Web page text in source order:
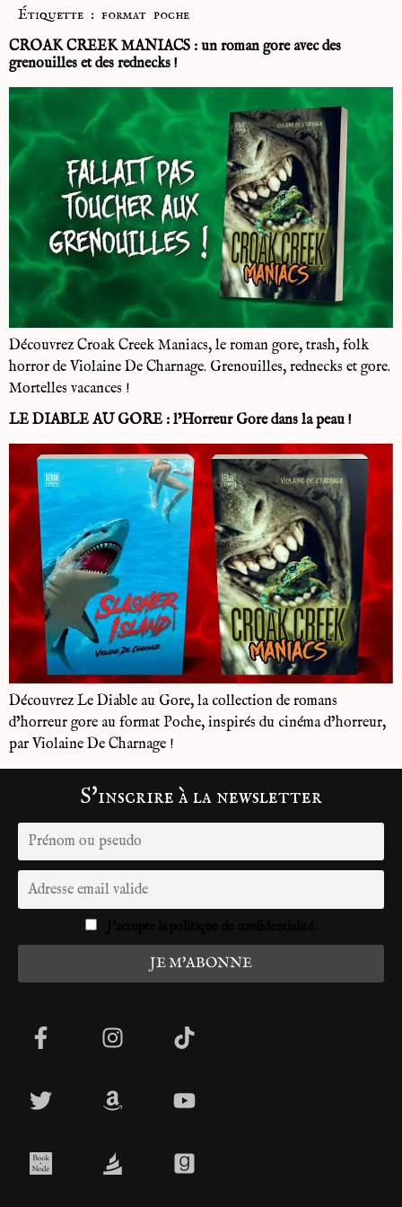
Étiquette : format poche
CROAK CREEK MANIACS : un roman gore avec des
grenouilles et des rednecks !
Découvrez Croak Creek Maniacs, le roman gore, trash, folk
horror de Violaine De Charnage. Grenouilles, rednecks et gore.
Mortelles vacances !
LE DIABLE AU GORE : l’Horreur Gore dans la peau !
Découvrez Le Diable au Gore, la collection de romans
d’horreur gore au format Poche, inspirés du cinéma d’horreur,
par Violaine De Charnage !
S'inscrire à la newsletter